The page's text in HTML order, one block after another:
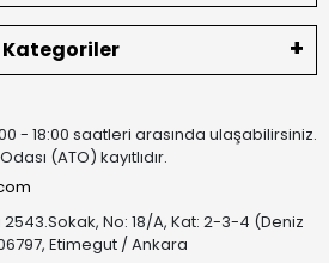
Kategoriler
- 18:00 saatleri arasında ulaşabilirsiniz.
(ATO) kayıtlıdır.
No: 18/A, Kat: 2-3-4 (Deniz
Etimegut / Ankara